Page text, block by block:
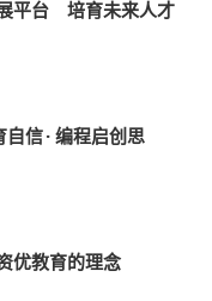
平台 培育未来人才
信 · 编程启创思
教育的理念